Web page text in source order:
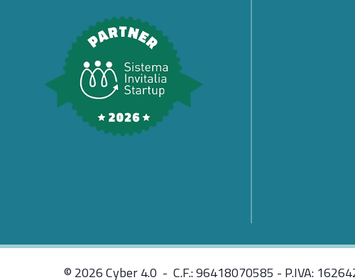
© 2026 Cyber 4.0 - C.F.: 96418070585 - P.IVA: